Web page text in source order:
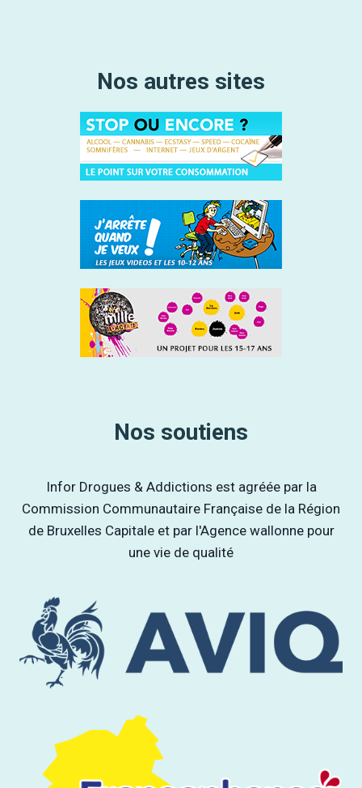
Nos autres sites
Nos soutiens
Infor Drogues & Addictions est agréée par la
Commission Communautaire Française de la Région
de Bruxelles Capitale et par l'Agence wallonne pour
une vie de qualité